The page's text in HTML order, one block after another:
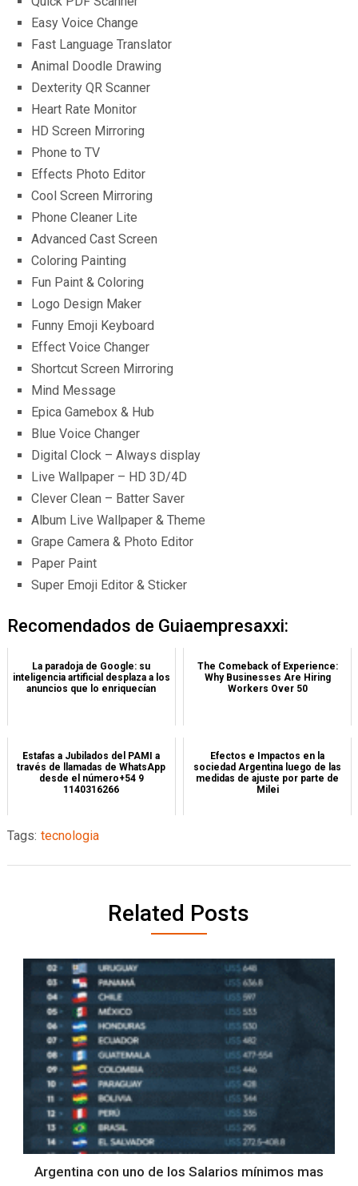
Easy Voice Change
Fast Language Translator
Animal Doodle Drawing
Dexterity QR Scanner
Heart Rate Monitor
HD Screen Mirroring
Phone to TV
Effects Photo Editor
Cool Screen Mirroring
Phone Cleaner Lite
Advanced Cast Screen
Coloring Painting
Fun Paint & Coloring
Logo Design Maker
Funny Emoji Keyboard
Effect Voice Changer
Shortcut Screen Mirroring
Mind Message
Epica Gamebox & Hub
Blue Voice Changer
Digital Clock – Always display
Live Wallpaper – HD 3D/4D
Clever Clean – Batter Saver
Album Live Wallpaper & Theme
Grape Camera & Photo Editor
Paper Paint
Super Emoji Editor & Sticker
Recomendados de Guiaempresaxxi:
La paradoja de Google: su
inteligencia artificial desplaza a los
anuncios que lo enriquecían
The Comeback of Experience:
Why Businesses Are Hiring
Workers Over 50
Estafas a Jubilados del PAMI a
través de llamadas de WhatsApp
desde el número+54 9
1140316266
Efectos e Impactos en la
sociedad Argentina luego de las
medidas de ajuste por parte de
Milei
Tags: tecnologia
Related Posts
Argentina con uno de los Salarios mínimos mas